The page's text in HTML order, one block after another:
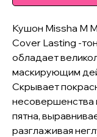
Кушон Missha M
Cover Lasting -
обладает
маскирующим
Скрывает
несовершенства
пятна,
разглаживая